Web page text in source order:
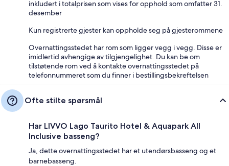
inkludert i totalprisen som vises for opphold som omfatter 31.
desember
Kun registrerte gjester kan oppholde seg på gjesterommene
Overnattingsstedet har rom som ligger vegg i vegg. Disse er
imidlertid avhengige av tilgjengelighet. Du kan be om
tilstøtende rom ved å kontakte overnattingsstedet på
telefonnummeret som du finner i bestillingsbekreftelsen
Ofte stilte spørsmål
Har LIVVO Lago Taurito Hotel & Aquapark All
Inclusive basseng?
Ja, dette overnattingsstedet har et utendørsbasseng og et
barnebasseng.